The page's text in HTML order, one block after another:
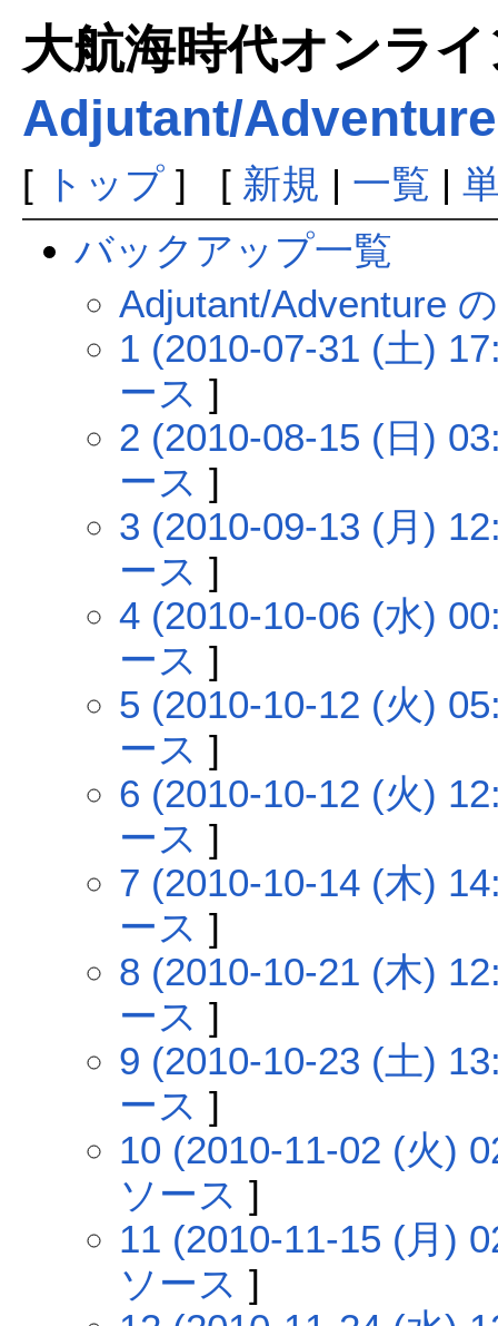
大航海時代オンラ
Adjutant/Adventure
[ トップ] [ 新規 | 一覧 |
バックアップ一覧
Adjutant/Adventure
1 (2010-07-31 (土)
ース ]
2 (2010-08-15 (日)
ース ]
3 (2010-09-13 (月)
ース ]
4 (2010-10-06 (水)
ース ]
5 (2010-10-12 (火)
ース ]
6 (2010-10-12 (火)
ース ]
7 (2010-10-14 (木)
ース ]
8 (2010-10-21 (木)
ース ]
9 (2010-10-23 (土)
ース ]
10 (2010-11-02 (火)
ソース ]
11 (2010-11-15 (月)
ソース ]